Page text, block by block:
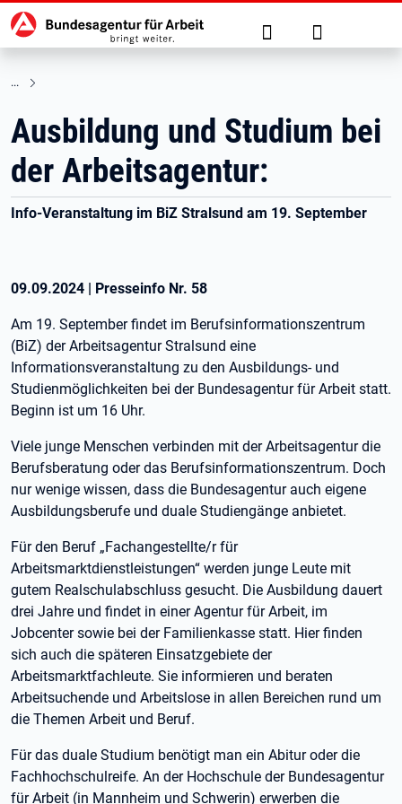
zu den Hauptinhalten springen
Hauptnavigation Suche Anmelden
Ausbildung und Studium bei
der Arbeitsagentur:
Info-Veranstaltung im BiZ Stralsund am 19. September
09.09.2024 | Presseinfo Nr. 58
Am 19. September findet im Berufsinformationszentrum
(BiZ) der Arbeitsagentur Stralsund eine
Informationsveranstaltung zu den Ausbildungs- und
Studienmöglichkeiten bei der Bundesagentur für Arbeit statt.
Beginn ist um 16 Uhr.
Viele junge Menschen verbinden mit der Arbeitsagentur die
Berufsberatung oder das Berufsinformationszentrum. Doch
nur wenige wissen, dass die Bundesagentur auch eigene
Ausbildungsberufe und duale Studiengänge anbietet.
Für den Beruf „Fachangestellte/r für
Arbeitsmarktdienstleistungen“ werden junge Leute mit
gutem Realschulabschluss gesucht. Die Ausbildung dauert
drei Jahre und findet in einer Agentur für Arbeit, im
Jobcenter sowie bei der Familienkasse statt. Hier finden
sich auch die späteren Einsatzgebiete der
Arbeitsmarktfachleute. Sie informieren und beraten
Arbeitsuchende und Arbeitslose in allen Bereichen rund um
die Themen Arbeit und Beruf.
Für das duale Studium benötigt man ein Abitur oder die
Fachhochschulreife. An der Hochschule der Bundesagentur
für Arbeit (in Mannheim und Schwerin) erwerben die